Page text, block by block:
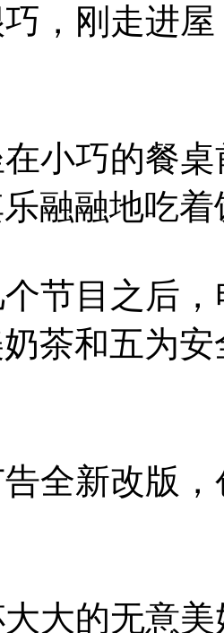
，刚走进屋
小巧的餐桌
融融地吃
节目之后，
茶和五为
全新改版，
大的无意美